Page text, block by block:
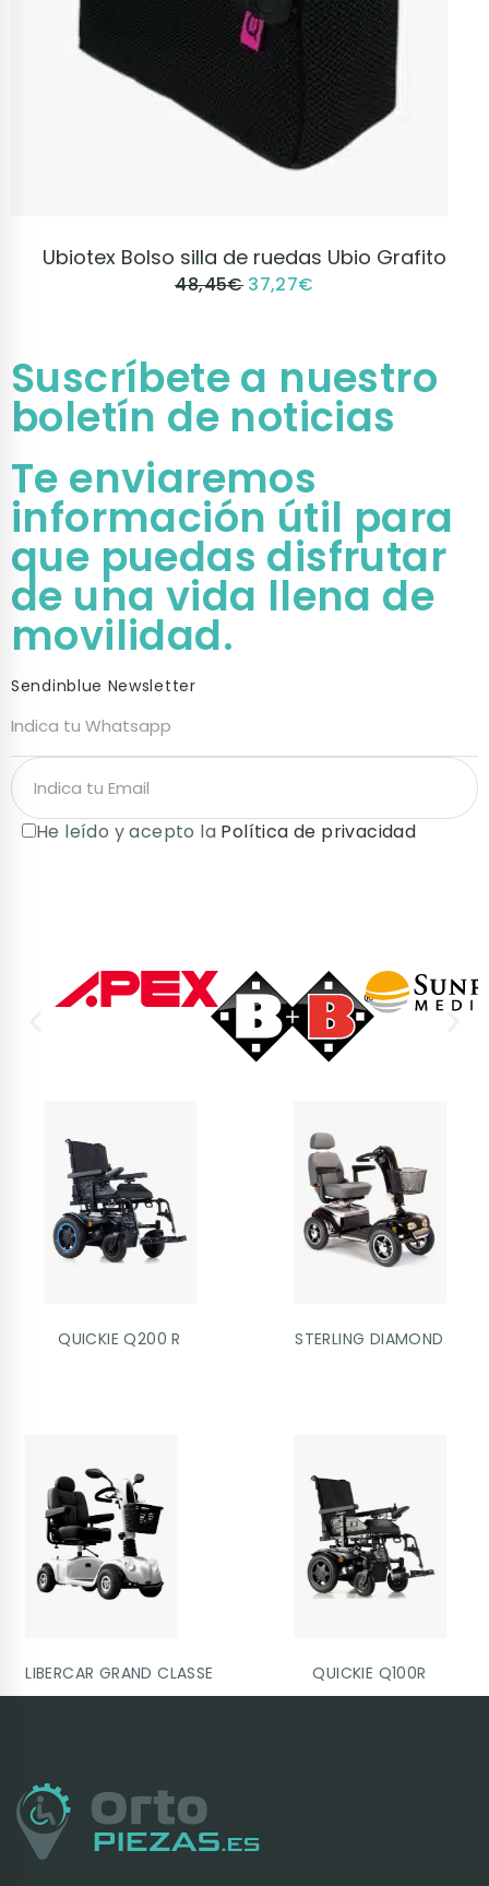
VER PRODUCTO
Ubiotex Bolso silla de ruedas Ubio Grafito
48,45€ 37,27€
Suscríbete a nuestro
boletín de noticias
Te enviaremos
información útil para
que puedas disfrutar
de una vida llena de
movilidad.
Sendinblue Newsletter
He leído y acepto la Política de privacidad
QUICKIE Q200 R STERLING DIAMOND
LIBERCAR GRAND CLASSE QUICKIE Q100R